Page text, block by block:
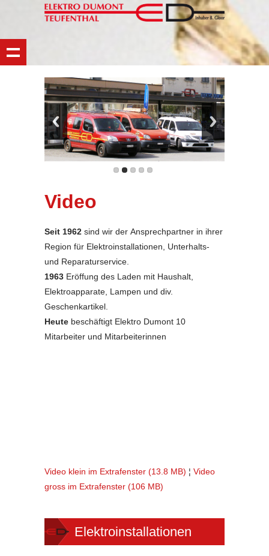
Video
Seit 1962 sind wir der Ansprechpartner in ihrer
Region für Elektroinstallationen, Unterhalts-
und Reparaturservice.
1963 Eröffung des Laden mit Haushalt,
Elektroapparate, Lampen und div.
Geschenkartikel.
Heute beschäftigt Elektro Dumont 10
Mitarbeiter und Mitarbeiterinnen
Video klein im Extrafenster (13.8 MB) ¦ Video
gross im Extrafenster (106 MB)
Elektroinstallationen